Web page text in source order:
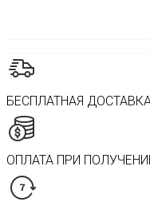
БЕСПЛАТНАЯ
ОПЛАТА ПРИ